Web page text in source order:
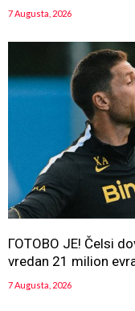
7 Augusta, 2026
ГОТОВО ЈЕ! Čelsi
vredan 21 milion
7 Augusta, 2026